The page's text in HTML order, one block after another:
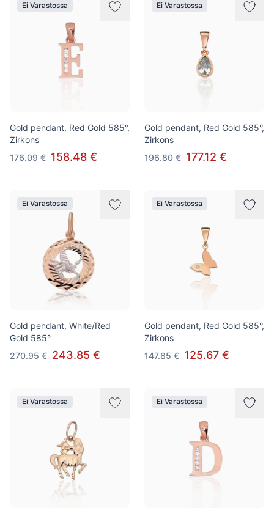
Ei Varastossa
Gold pendant, Red Gold 585°,
Zirkons
176.09 € 158.48 €
Ei Varastossa
Gold pendant, Red Gold 585°,
Zirkons
196.80 € 177.12 €
Ei Varastossa
Gold pendant, White/Red
Gold 585°
270.95 € 243.85 €
Ei Varastossa
Gold pendant, Red Gold 585°,
Zirkons
147.85 € 125.67 €
Ei Varastossa Ei Varastossa